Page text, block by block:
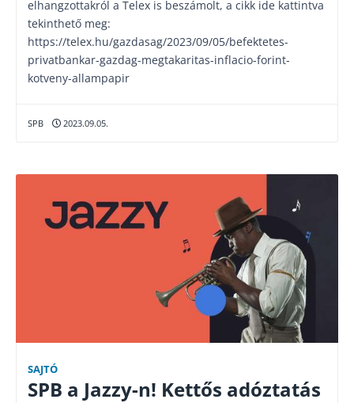
elhangzottakról a Telex is beszámolt, a cikk ide kattintva
tekinthető meg:
https://telex.hu/gazdasag/2023/09/05/befektetes-
privatbankar-gazdag-megtakaritas-inflacio-forint-
kotveny-allampapir
SPB 2023.09.05.
SAJTÓ
SPB a Jazzy-n! Kettős adóztatás